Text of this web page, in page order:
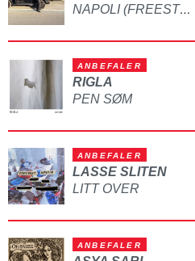
NAPOLI (FREESTYLE)
ANBEFALER
RIGLA
PEN SØM
ANBEFALER
LASSE SLITEN
LITT OVER
ANBEFALER